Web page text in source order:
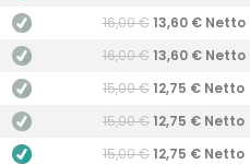
16,00 € 13,60 € Netto
16,00 € 13,60 € Netto
15,00 € 12,75 € Netto
15,00 € 12,75 € Netto
15,00 € 12,75 € Netto